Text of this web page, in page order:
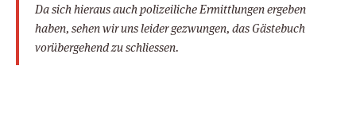
Da sich hieraus auch polizeiliche Ermittlungen ergeben
haben, sehen wir uns leider gezwungen, das Gästebuch
vorübergehend zu schliessen.